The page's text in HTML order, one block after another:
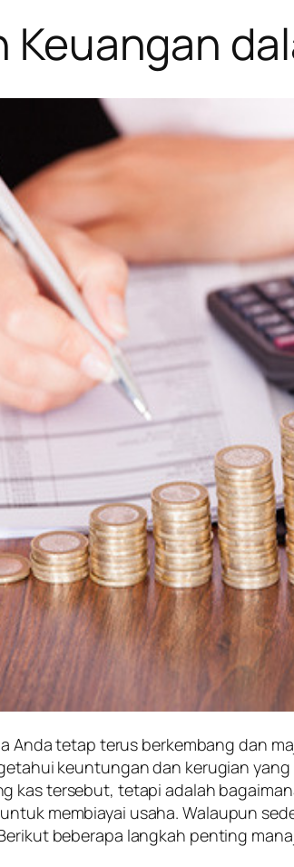
Keuangan
Anda tetap terus berkembang dan
keuntungan dan kerugian
kas tersebut, tetapi adalah
membiayai usaha. Walaupun
beberapa langkah penting